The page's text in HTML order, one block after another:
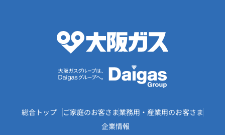
総合トップ ご家庭のお客さま業務用・産業用のお客さま
企業情報